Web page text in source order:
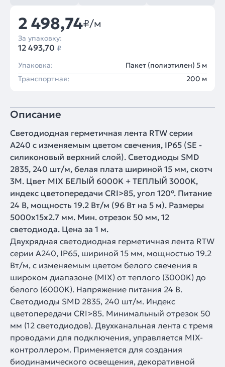
2 498,74₽/м
За упаковку:
12 493,70 ₽
Упаковка:
Пакет (полиэтилен) 5 м
Транспортная:
200 м
Описание
Светодиодная герметичная лента RTW серии
A240 с изменяемым цветом свечения, IP65 (SE -
силиконовый верхний слой). Светодиоды SMD
2835, 240 шт/м, белая плата шириной 15 мм, скотч
3M. Цвет MIX БЕЛЫЙ 6000K + ТЕПЛЫЙ 3000K,
индекс цветопередачи CRI>85, угол 120°. Питание
24 В, мощность 19.2 Вт/м (96 Вт на 5 м). Размеры
5000x15x2.7 мм. Мин. отрезок 50 мм, 12
светодиода. Цена за 1 м.
Двухрядная светодиодная герметичная лента RTW
серии A240, IP65, шириной 15 мм, мощностью 19.2
Вт/м, с изменяемым цветом белого свечения в
широком диапазоне (MIX) от теплого (3000K) до
белого (6000K). Напряжение питания 24 В.
Светодиоды SMD 2835, 240 шт/м. Индекс
цветопередачи CRI>85. Минимальный отрезок 50
мм (12 светодиодов). Двухканальная лента с тремя
проводами для подключения, управляется MIX-
контроллером. Применяется для создания
биодинамического освещения, декоративной